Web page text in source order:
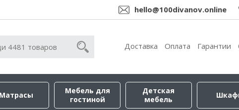
hello@100divanov.online
Доставка Оплата Гарантии
Матрасы
Мебель для
гостиной
Детская
мебель